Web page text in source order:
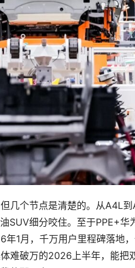
几个节点是清楚的。从A4L
SUV细分咬住。至于PPE+
1月，千万用户里程碑落地
难破万的2026上半年，能把